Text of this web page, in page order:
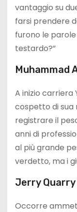
vantaggio su
farsi prendere
furono le
testardo?”
Muhammad
A inizio
cospetto di sua
registrare il
anni di
al più grande
verdetto, ma i
Jerry Quarry
Occorre